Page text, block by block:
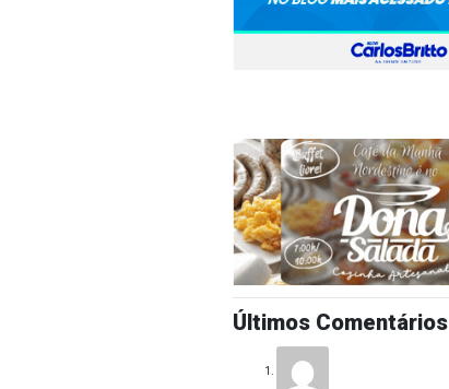
Últimos Comentários